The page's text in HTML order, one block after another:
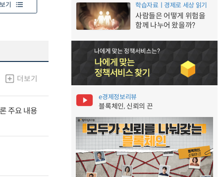
기
더보기
주요 내용
학습자료ㅣ경제로 세상 읽기
사람들은 어떻게 위험을
함께 나누어 왔을까?
e경제정보리뷰
블록체인, 신뢰의 끈